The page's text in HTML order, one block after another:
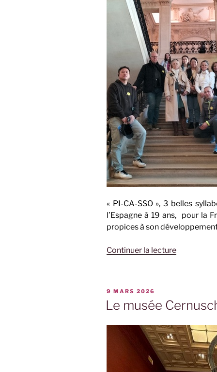
« PI-CA-SSO », 3 belles
l’Espagne à 19 ans, pour la
propices à son
Continuer la lecturede
PUBLIÉ
9 MARS 2026
Le musée